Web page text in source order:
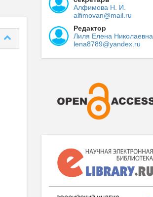
Алфимова Н. И.
alfimovan@mail.ru
Редактор
Лиля Елена Николаевна
lena8789@yandex.ru